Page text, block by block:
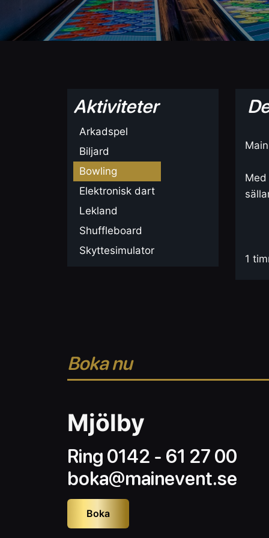
Aktiviteter
Arkadspel
Biljard
Bowling
Elektronisk dart
Lekland
Shuffleboard
Skyttesimulator
1
Boka nu
Mjölby
Ring 0142 - 61 27 00
boka@mainevent.se
Boka